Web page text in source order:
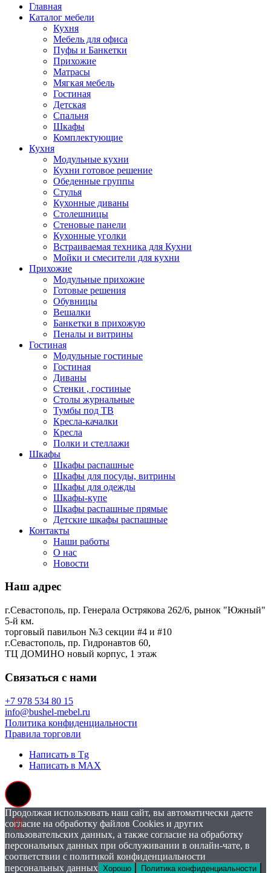
Главная
Каталог мебели
Кухня
Мебель для офиса
Пуфы и Банкетки
Прихожие
Матрасы
Мягкая мебель
Гостиная
Детская
Спальня
Шкафы
Комплектующие
Кухня
Модульные кухни
Кухни готовое решение
Обеденные группы
Стулья
Кухонные диваны
Столешницы
Стеновые панели
Кухонные уголки
Встраиваемая техника для Кухни
Мойки и смесители для кухни
Прихожие
Модульные прихожие
Готовые решения
Обувницы
Вешалки
Банкетки в прихожую
Пеналы и витрины
Гостиная
Модульные гостиные
Гостиная
Диваны
Стенки , гостиные
Столы журнальные
Тумбы под ТВ
Кресла-качалки
Кресла
Полки и стеллажи
Шкафы
Шкафы распашные
Шкафы для посуды, витрины
Шкафы для одежды
Шкафы-купе
Шкафы распашные прямые
Детские шкафы распашные
Контакты
Наши работы
О нас
Новости
Наш адрес
г.Севастополь, пр. Генерала Острякова 262/6, рынок "Южный"
5-й км.
торговый павильон №3 секции #4 и #10
г.Севастополь, пр. Гидронавтов 60,
ТЦ ДОМИНО новый корпус, 1 этаж
Связаться с нами
+7 978 534 80 15
info@bushel-mebel.ru
Политика конфиденциальности
Правила торговли
Написать в Tg
Написать в MAX
Продолжая использовать наш сайт, вы автоматически даете
согласие на обработку файлов Cookies и других
пользовательских данных, а также согласие на обработку
персональных данных при обслуживании в онлайн-чате, в
соответствии с политикой конфиденциальности
персональных данных Хорошо Политика конфиденциальности